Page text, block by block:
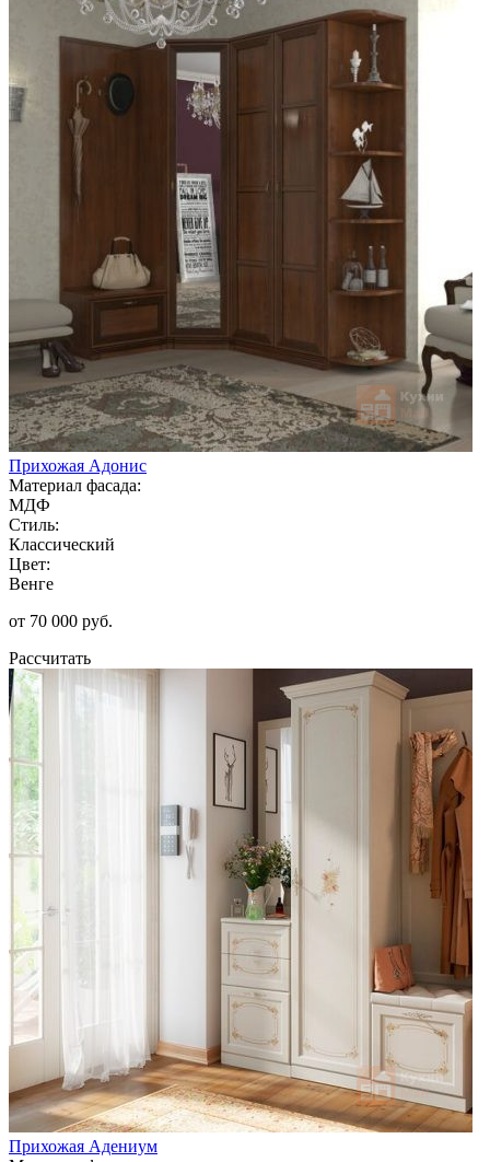
Прихожая Адонис
Материал фасада:
МДФ
Стиль:
Классический
Цвет:
Венге
от 70 000 руб.
Рассчитать
Прихожая Адениум